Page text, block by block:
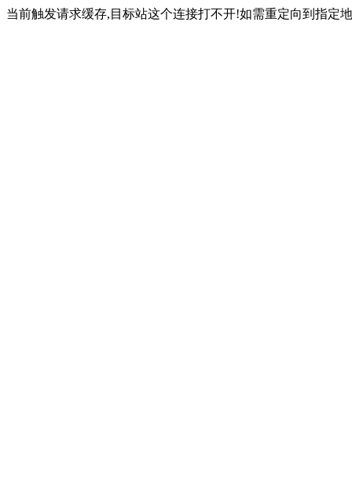
当前触发请求缓存,目标站这个连接打不开!如需重定向到指定